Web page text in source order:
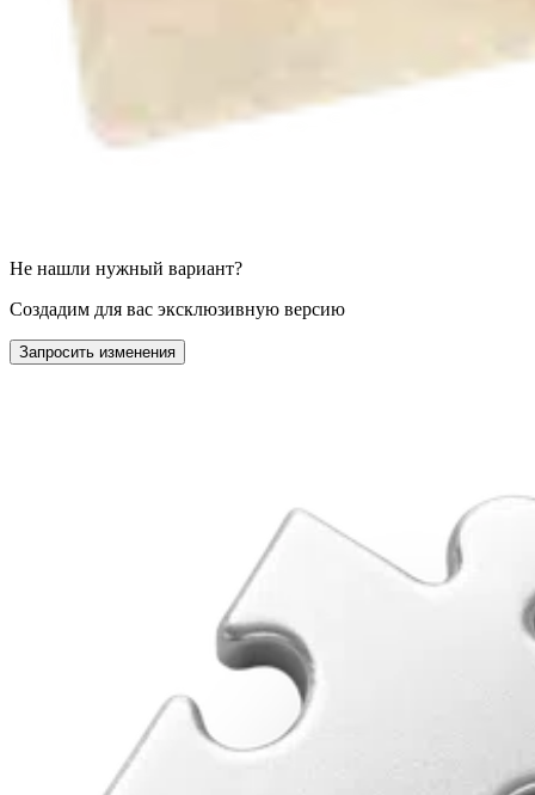
Не нашли нужный вариант?
Создадим для вас эксклюзивную версию
Запросить изменения